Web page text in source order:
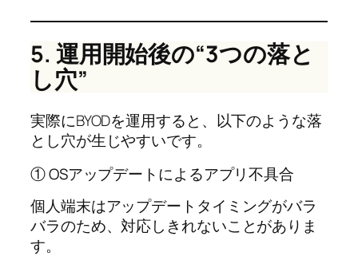
5. 運用開始後の“3つの落と
し穴”
実際にBYODを運用すると、以下のような落
とし穴が生じやすいです。
① OSアップデートによるアプリ不具合
個人端末はアップデートタイミングがバラ
バラのため、対応しきれないことがありま
す。